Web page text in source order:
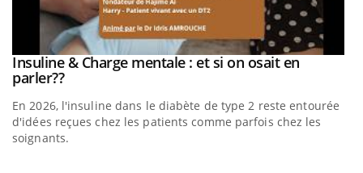
Youtube
Insuline & Charge mentale : et si on osait en
parler??Youtube
En 2026, l'insuline dans le diabète de type 2 reste entourée
d'idées reçues chez les patients comme parfois chez les
soignants.
Youtube
Eczéma Chronique des Mains : se préparer pour
l’été !Youtube
L'été arrive… et avec lui, un tout nouveau rythme de vie !
Vacances, plage, piscine, soleil, activités en plein air… Nos
mains sont ...